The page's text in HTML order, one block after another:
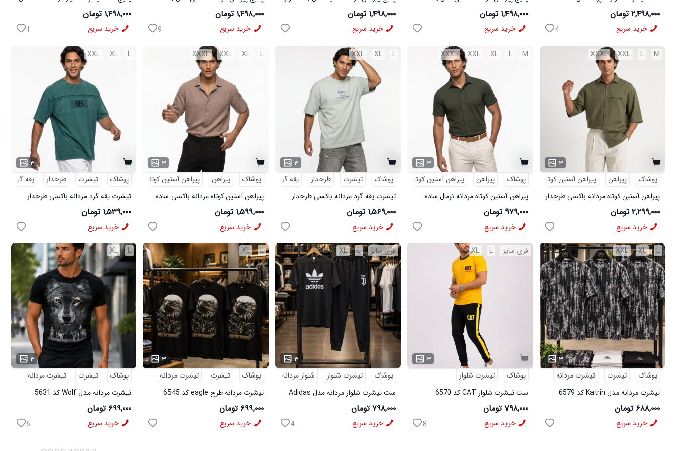
مشکی
۲,۴۹۸,۰۰۰ تومان
خرید سریع 4
شلوار مردانه مشکی مدل MOBIN
۱,۴۹۸,۰۰۰ تومان
خرید سریع
مردانه مشکی مدل MOBIN
۱,۴۹۸,۰۰۰ تومان
خرید سریع
شلوار مردانه خاکی مدل MOBIN
۱,۴۹۸,۰۰۰ تومان
خرید سریع 9
W15 کفش ورزشی مردانه مدل pavlo
۱,۴۹۸,۰۰۰ تومان
خرید سریع 1
M
L
XXL
XXXL
۳
پوشاک
پیراهن پیراهن آستین کوتاه
طرحدار
پیراهن آستین کوتاه مردانه باکسی طرحدار
لینن سبز مدل 50971
۲,۲۹۹,۰۰۰ تومان
خرید سریع
M
L
XL
XXL
XXXL
۳
پوشاک
پیراهن
پیراهن آستین کوتاه
پیراهن آستین کوتاه مردانه نرمال ساده
ویسکوز سبز مدل 50977
۹۷۹,۰۰۰ تومان
خرید سریع
L
XL
XXL
۳
پوشاک
تیشرت طرحدار
یقه گرد
تیشرت یقه گرد مردانه باکسی طرحدار
پنبه دو رو سبز روشن مدل 50896
۱,۵۶۹,۰۰۰ تومان
خرید سریع
L
XL
XXL
XXXL
۳
پوشاک
پیراهن
پیراهن آستین کوتاه
پیراهن آستین کوتاه مردانه باکسی ساده
لینن کرم مدل 50943
۱,۵۹۹,۰۰۰ تومان
خرید سریع
L
XL
XXL
۳
پوشاک
تیشرت طرحدار
یقه گرد
تیشرت یقه گرد مردانه باکسی طرحدار
مچینست سبز Balenciaga مدل 50944
۱,۵۳۹,۰۰۰ تومان
خرید سریع
L
XL
XXL
۳
پوشاک
تیشرت
تیشرت مردانه
تیشرت مردانه مدل Katrin کد 6579
۶۸۸,۰۰۰ تومان
خرید سریع
فری سایز L
XL
۳
پوشاک
تیشرت شلوار
ست تیشرت شلوار CAT کد 6570
۷۹۸,۰۰۰ تومان
خرید سریع 8
فری سایز L
XL
۳
...
پوشاک
تیشرت شلوار
شلوار مردانه
ست تیشرت شلوار مردانه مدل Adidas
کد 6569
۷۹۸,۰۰۰ تومان
خرید سریع 4
L
XL
۳
...
پوشاک
تیشرت
تیشرت مردانه
تیشرت مردانه طرح eagle کد 6545
۶۹۹,۰۰۰ تومان
خرید سریع
L
XL
۳
پوشاک
تیشرت
تیشرت مردانه
تیشرت مردانه مدل Wolf کد 5631
۶۹۹,۰۰۰ تومان
خرید سریع 6